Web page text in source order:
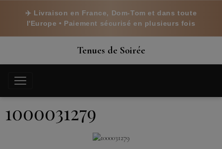
✈️ Livraison en France, Dom-Tom et dans toute
l'Europe • Paiement sécurisé en plusieurs fois
Tenues de Soirée
1000031279